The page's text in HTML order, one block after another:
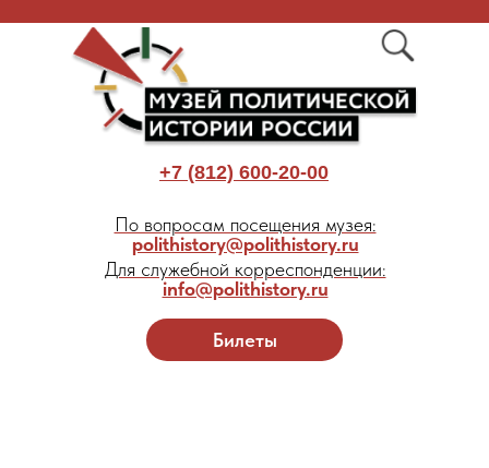
Билеты
+7 (812) 600-20-00
По вопросам посещения музея:
polithistory@polithistory.ru
Для служебной корреспонденции:
info@polithistory.ru